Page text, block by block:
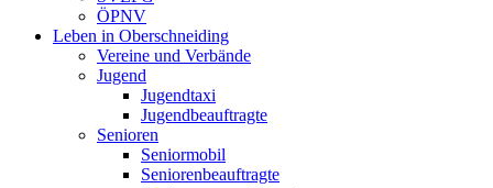
ÖPNV
Leben in Oberschneiding
Vereine und Verbände
Jugend
Jugendtaxi
Jugendbeauftragte
Senioren
Seniormobil
Seniorenbeauftragte